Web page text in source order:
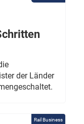
der Länder
Rail Business